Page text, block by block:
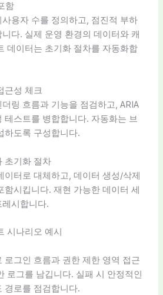
함
용자 수를 정의하고, 점진적 부하
다. 실제 운영 환경의 데이터와 캐
데이터는 초기화 절차를 자동화합
근성 체크
링 흐름과 기능을 점검하고, ARIA
테스트를 병합합니다. 자동화는 브
하도록 구성합니다.
초기화 절차
이터로 대체하고, 데이터 생성/삭제
함시킵니다. 재현 가능한 데이터 세
시합니다.
시나리오 예시
로그인 흐름과 권한 제한 영역 접근
로그를 남깁니다. 실패 시 안정적인
경로를 점검합니다.